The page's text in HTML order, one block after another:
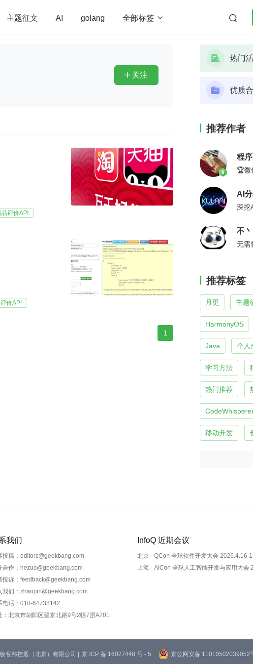
主题征文 AI golang 全部标签  
redis
 关注
品评价API
价API
1
热门
优质
推荐作者
程
🏆微
AI
深挖
不丶
无需
推荐标签
月更 主题
HarmonyOS
Java 个人
学习方法
热门推荐
移动开发
我们
投稿：editors@geekbang.com
合作：hezuo@geekbang.com
投诉：feedback@geekbang.com
我们：zhaopin@geekbang.com
电话：010-64738142
：北京市朝阳区望京北路9号2幢7层A701
InfoQ 近期会议
北京 · QCon 全球软件开发大会 2026.4.16-
上海 · AICon 全球人工智能开发与应用大会
邦控股（北京）有限公司 | 京 ICP 备 16027448 号 - 5 京公网安备 11010502039052